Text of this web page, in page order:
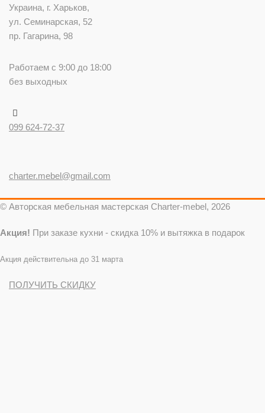
Украина, г. Харьков,
ул. Семинарская, 52
пр. Гагарина, 98
Работаем с 9:00 до 18:00
без выходных
099 624-72-37
charter.mebel@gmail.com
© Авторская мебельная мастерская Charter-mebel, 2026
Акция! При заказе кухни - скидка 10% и вытяжка в подарок
Акция действительна до 31 марта
ПОЛУЧИТЬ СКИДКУ